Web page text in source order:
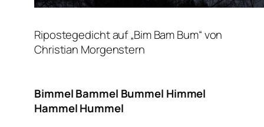
Ripostegedicht auf „Bim Bam Bum“ von
Christian Morgenstern
Bimmel Bammel Bummel Himmel
Hammel Hummel